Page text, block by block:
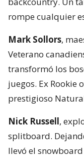
rompe cualquier
Mark Sollors,
Veterano
transformó los
juegos. Ex Rookie
prestigioso
Nick Russell,
splitboard.
llevó el